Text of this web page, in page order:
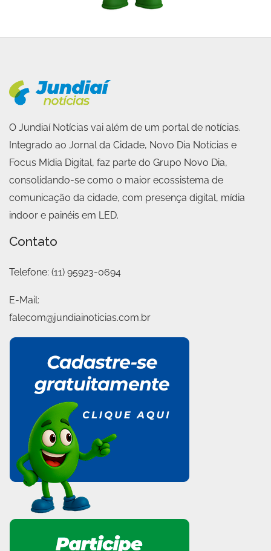
O Jundiaí Notícias vai além de um portal de notícias.
Integrado ao Jornal da Cidade, Novo Dia Notícias e
Focus Mídia Digital, faz parte do Grupo Novo Dia,
consolidando-se como o maior ecossistema de
comunicação da cidade, com presença digital, mídia
indoor e painéis em LED.
Contato
Telefone: (11) 95923-0694
E-Mail:
falecom@jundiainoticias.com.br